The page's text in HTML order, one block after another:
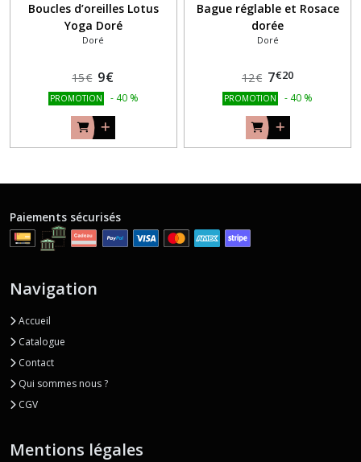
Boucles d’oreilles Lotus
Yoga Doré
Doré
15€ 9€
PROMOTION - 40 %
Bague réglable et Rosace
dorée
Doré
12€ 7€20
PROMOTION - 40 %
Paiements sécurisés
Navigation
Accueil
Catalogue
Contact
Qui sommes nous ?
CGV
Mentions légales